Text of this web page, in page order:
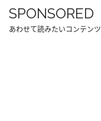
SPONSORED
あわせて読みたいコンテンツ